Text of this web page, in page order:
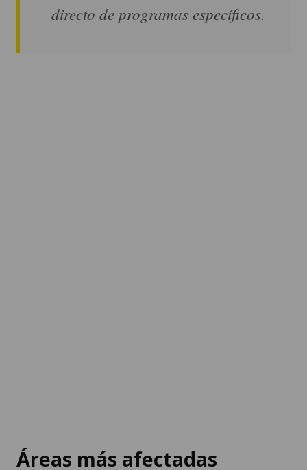
directo de programas específicos.
Áreas más afectadas